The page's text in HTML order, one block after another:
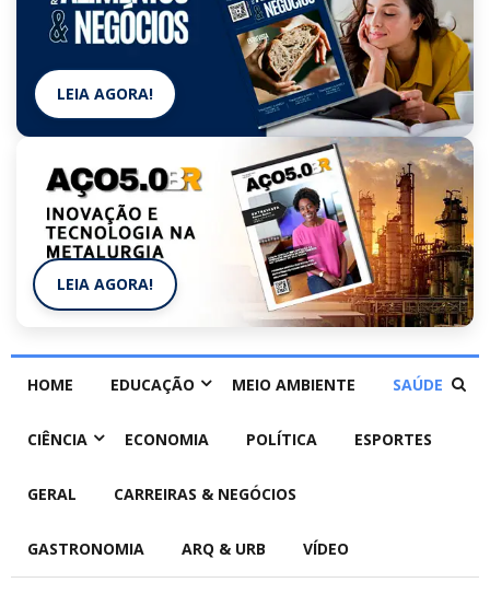
LEIA AGORA!
LEIA AGORA!
HOME EDUCAÇÃO MEIO AMBIENTE SAÚDE
CIÊNCIA ECONOMIA POLÍTICA ESPORTES
GERAL CARREIRAS & NEGÓCIOS
GASTRONOMIA ARQ & URB VÍDEO